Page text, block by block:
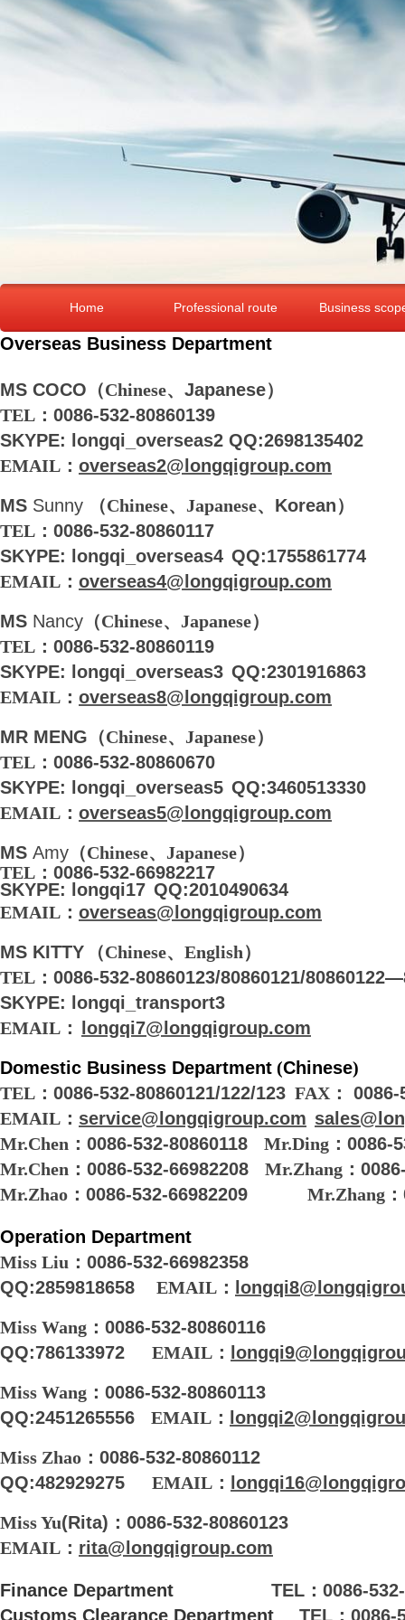
Home Professional route Business
Overseas Business Department
MS COCO （Chinese、 Japanese）
TEL： 0086-532-80860139
SKYPE: longqi_overseas2 QQ:2698135402
EMAIL ： overseas2@longqigroup.com
MS Sunny （Chinese、 Japanese、 Korean）
TEL ： 0086-532-80860117
SKYPE: longqi_overseas4 QQ:1755861774
EMAIL ： overseas4@longqigroup.com
MS Nancy （Chinese、 Japanese）
TEL ： 0086-532-80860119
SKYPE: longqi_overseas3 QQ:2301916863
EMAIL ： overseas8@longqigroup.com
MR MENG （Chinese、 Japanese）
TEL ： 0086-532-80860670
SKYPE: longqi_overseas5 QQ:3460513330
EMAIL ： overseas5@longqigroup.com
MS Amy （Chinese、 Japanese）
TEL ： 0086-532-66982217
SKYPE: longqi17 QQ:2010490634
EMAIL ： overseas@longqigroup.com
MS KITTY
（Chinese、English）
TEL ： 0086-532-80860123/80860121/80860122—
SKYPE: longqi_transport3
EMAIL ：
longqi7@longqigroup.com
Domestic Business Department (Chinese)
TEL ： 0086-532-80860121/122/123 FAX ：
0086-
EMAIL ： service@longqigroup.com
Mr.Chen ： 0086-532-80860118 Mr.Ding ： 0086-
Mr.Chen ： 0086-532-66982208 Mr.Zhang ：
Mr.Zhao ： 0086-532-66982209 Mr.Zhang ：
Operation Department
Miss Liu ： 0086-532-66982358
QQ:2859818658 EMAIL ：
Miss Wang ： 0086-532-80860116
QQ:786133972 EMAIL ：
Miss Wang ： 0086-532-80860113
QQ:2451265556 EMAIL ：
Miss Zhao ： 0086-532-80860112
QQ:482929275 EMAIL ：
Miss Yu(Rita) ： 0086-532-80860123
EMAIL ： rita@longqigroup.com
Finance Department TEL ： 0086-
Customs Clearance Department
TEL ： 0086-